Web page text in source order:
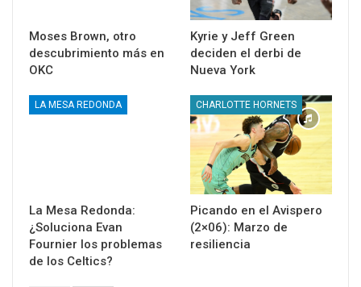
Moses Brown, otro
descubrimiento más en
OKC
Kyrie y Jeff Green
deciden el derbi de
Nueva York
LA MESA REDONDA
La Mesa Redonda:
¿Soluciona Evan
Fournier los problemas
de los Celtics?
CHARLOTTE HORNETS
Picando en el Avispero
(2×06): Marzo de
resiliencia